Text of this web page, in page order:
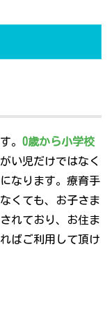
。 0歳から小学校
い児だけではなく
なります。療育手
くても、お子さま
れており、お住ま
ばご利用して頂け